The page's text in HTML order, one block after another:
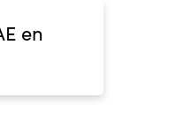
en